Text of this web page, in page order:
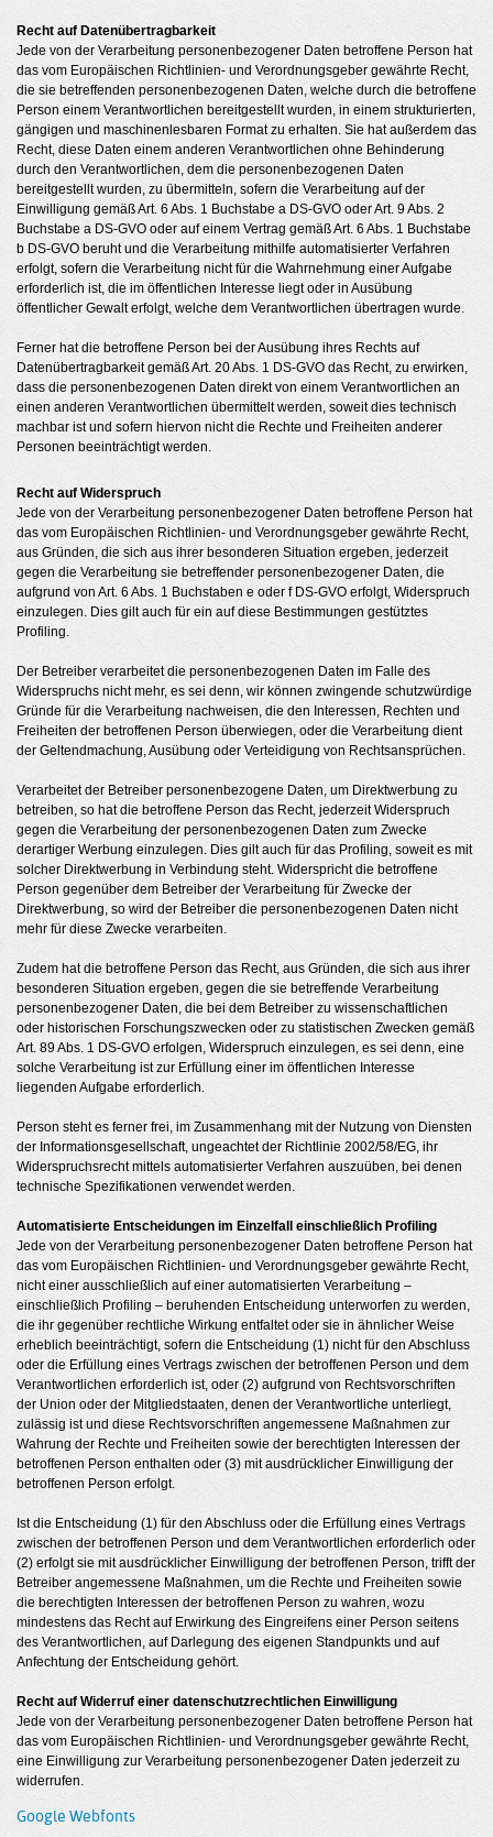
Recht auf Datenübertragbarkeit
Jede von der Verarbeitung personenbezogener Daten betroffene Person hat
das vom Europäischen Richtlinien- und Verordnungsgeber gewährte Recht,
die sie betreffenden personenbezogenen Daten, welche durch die betroffene
Person einem Verantwortlichen bereitgestellt wurden, in einem strukturierten,
gängigen und maschinenlesbaren Format zu erhalten. Sie hat außerdem das
Recht, diese Daten einem anderen Verantwortlichen ohne Behinderung
durch den Verantwortlichen, dem die personenbezogenen Daten
bereitgestellt wurden, zu übermitteln, sofern die Verarbeitung auf der
Einwilligung gemäß Art. 6 Abs. 1 Buchstabe a DS-GVO oder Art. 9 Abs. 2
Buchstabe a DS-GVO oder auf einem Vertrag gemäß Art. 6 Abs. 1 Buchstabe
b DS-GVO beruht und die Verarbeitung mithilfe automatisierter Verfahren
erfolgt, sofern die Verarbeitung nicht für die Wahrnehmung einer Aufgabe
erforderlich ist, die im öffentlichen Interesse liegt oder in Ausübung
öffentlicher Gewalt erfolgt, welche dem Verantwortlichen übertragen wurde.
Ferner hat die betroffene Person bei der Ausübung ihres Rechts auf
Datenübertragbarkeit gemäß Art. 20 Abs. 1 DS-GVO das Recht, zu erwirken,
dass die personenbezogenen Daten direkt von einem Verantwortlichen an
einen anderen Verantwortlichen übermittelt werden, soweit dies technisch
machbar ist und sofern hiervon nicht die Rechte und Freiheiten anderer
Personen beeinträchtigt werden.
Recht auf Widerspruch
Jede von der Verarbeitung personenbezogener Daten betroffene Person hat
das vom Europäischen Richtlinien- und Verordnungsgeber gewährte Recht,
aus Gründen, die sich aus ihrer besonderen Situation ergeben, jederzeit
gegen die Verarbeitung sie betreffender personenbezogener Daten, die
aufgrund von Art. 6 Abs. 1 Buchstaben e oder f DS-GVO erfolgt, Widerspruch
einzulegen. Dies gilt auch für ein auf diese Bestimmungen gestütztes
Profiling.
Der Betreiber verarbeitet die personenbezogenen Daten im Falle des
Widerspruchs nicht mehr, es sei denn, wir können zwingende schutzwürdige
Gründe für die Verarbeitung nachweisen, die den Interessen, Rechten und
Freiheiten der betroffenen Person überwiegen, oder die Verarbeitung dient
der Geltendmachung, Ausübung oder Verteidigung von Rechtsansprüchen.
Verarbeitet der Betreiber personenbezogene Daten, um Direktwerbung zu
betreiben, so hat die betroffene Person das Recht, jederzeit Widerspruch
gegen die Verarbeitung der personenbezogenen Daten zum Zwecke
derartiger Werbung einzulegen. Dies gilt auch für das Profiling, soweit es mit
solcher Direktwerbung in Verbindung steht. Widerspricht die betroffene
Person gegenüber dem Betreiber der Verarbeitung für Zwecke der
Direktwerbung, so wird der Betreiber die personenbezogenen Daten nicht
mehr für diese Zwecke verarbeiten.
Zudem hat die betroffene Person das Recht, aus Gründen, die sich aus ihrer
besonderen Situation ergeben, gegen die sie betreffende Verarbeitung
personenbezogener Daten, die bei dem Betreiber zu wissenschaftlichen
oder historischen Forschungszwecken oder zu statistischen Zwecken gemäß
Art. 89 Abs. 1 DS-GVO erfolgen, Widerspruch einzulegen, es sei denn, eine
solche Verarbeitung ist zur Erfüllung einer im öffentlichen Interesse
liegenden Aufgabe erforderlich.
Person steht es ferner frei, im Zusammenhang mit der Nutzung von Diensten
der Informationsgesellschaft, ungeachtet der Richtlinie 2002/58/EG, ihr
Widerspruchsrecht mittels automatisierter Verfahren auszuüben, bei denen
technische Spezifikationen verwendet werden.
Automatisierte Entscheidungen im Einzelfall einschließlich Profiling
Jede von der Verarbeitung personenbezogener Daten betroffene Person hat
das vom Europäischen Richtlinien- und Verordnungsgeber gewährte Recht,
nicht einer ausschließlich auf einer automatisierten Verarbeitung –
einschließlich Profiling – beruhenden Entscheidung unterworfen zu werden,
die ihr gegenüber rechtliche Wirkung entfaltet oder sie in ähnlicher Weise
erheblich beeinträchtigt, sofern die Entscheidung (1) nicht für den Abschluss
oder die Erfüllung eines Vertrags zwischen der betroffenen Person und dem
Verantwortlichen erforderlich ist, oder (2) aufgrund von Rechtsvorschriften
der Union oder der Mitgliedstaaten, denen der Verantwortliche unterliegt,
zulässig ist und diese Rechtsvorschriften angemessene Maßnahmen zur
Wahrung der Rechte und Freiheiten sowie der berechtigten Interessen der
betroffenen Person enthalten oder (3) mit ausdrücklicher Einwilligung der
betroffenen Person erfolgt.
Ist die Entscheidung (1) für den Abschluss oder die Erfüllung eines Vertrags
zwischen der betroffenen Person und dem Verantwortlichen erforderlich oder
(2) erfolgt sie mit ausdrücklicher Einwilligung der betroffenen Person, trifft der
Betreiber angemessene Maßnahmen, um die Rechte und Freiheiten sowie
die berechtigten Interessen der betroffenen Person zu wahren, wozu
mindestens das Recht auf Erwirkung des Eingreifens einer Person seitens
des Verantwortlichen, auf Darlegung des eigenen Standpunkts und auf
Anfechtung der Entscheidung gehört.
Recht auf Widerruf einer datenschutzrechtlichen Einwilligung
Jede von der Verarbeitung personenbezogener Daten betroffene Person hat
das vom Europäischen Richtlinien- und Verordnungsgeber gewährte Recht,
eine Einwilligung zur Verarbeitung personenbezogener Daten jederzeit zu
widerrufen.
Google Webfonts